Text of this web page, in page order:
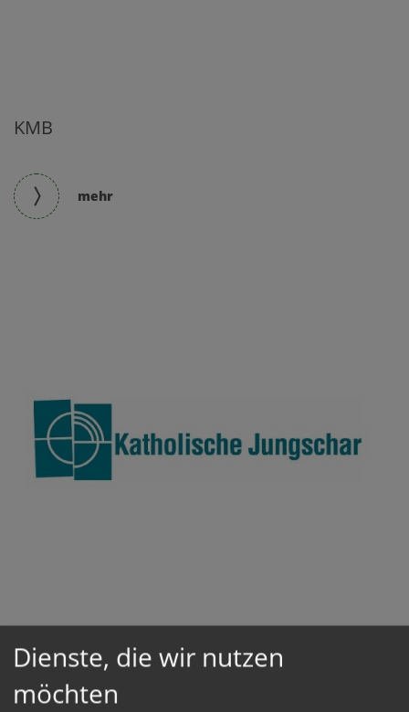
KMB
mehr
Jungschar
Dienste, die wir nutzen
möchten